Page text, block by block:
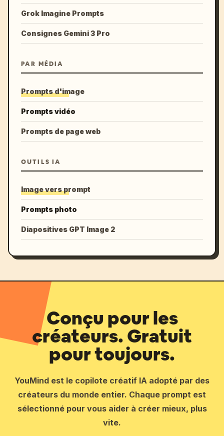
Grok Imagine Prompts
Consignes Gemini 3 Pro
PAR MÉDIA
Prompts d'image
Prompts vidéo
Prompts de page web
OUTILS IA
Image vers prompt
Prompts photo
Diapositives GPT Image 2
Conçu pour les
créateurs. Gratuit
pour toujours.
YouMind est le copilote créatif IA adopté par des
créateurs du monde entier. Chaque prompt est
sélectionné pour vous aider à créer mieux, plus
vite.